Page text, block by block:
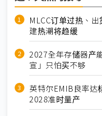
MLCC订单过热、
建热潮将趋缓
2027全年存储器产
宣」只怕买不够
英特尔EMIB良率
2028准时量产